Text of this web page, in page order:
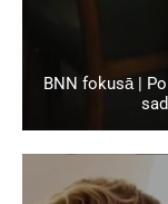
BNN fokusā |